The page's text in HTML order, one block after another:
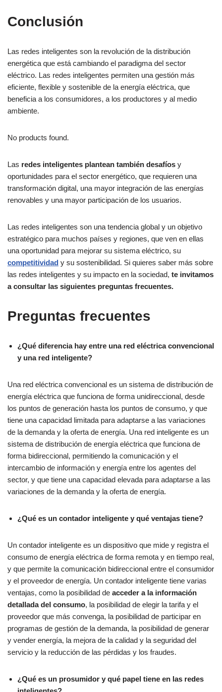
Conclusión
Las redes inteligentes son la revolución de la distribución
energética que está cambiando el paradigma del sector
eléctrico. Las redes inteligentes permiten una gestión más
eficiente, flexible y sostenible de la energía eléctrica, que
beneficia a los consumidores, a los productores y al medio
ambiente.
No products found.
Las redes inteligentes plantean también desafíos y
oportunidades para el sector energético, que requieren una
transformación digital, una mayor integración de las energías
renovables y una mayor participación de los usuarios.
Las redes inteligentes son una tendencia global y un objetivo
estratégico para muchos países y regiones, que ven en ellas
una oportunidad para mejorar su sistema eléctrico, su
competitividad y su sostenibilidad. Si quieres saber más sobre
las redes inteligentes y su impacto en la sociedad, te invitamos
a consultar las siguientes preguntas frecuentes.
Preguntas frecuentes
¿Qué diferencia hay entre una red eléctrica convencional
y una red inteligente?
Una red eléctrica convencional es un sistema de distribución de
energía eléctrica que funciona de forma unidireccional, desde
los puntos de generación hasta los puntos de consumo, y que
tiene una capacidad limitada para adaptarse a las variaciones
de la demanda y la oferta de energía. Una red inteligente es un
sistema de distribución de energía eléctrica que funciona de
forma bidireccional, permitiendo la comunicación y el
intercambio de información y energía entre los agentes del
sector, y que tiene una capacidad elevada para adaptarse a las
variaciones de la demanda y la oferta de energía.
¿Qué es un contador inteligente y qué ventajas tiene?
Un contador inteligente es un dispositivo que mide y registra el
consumo de energía eléctrica de forma remota y en tiempo real,
y que permite la comunicación bidireccional entre el consumidor
y el proveedor de energía. Un contador inteligente tiene varias
ventajas, como la posibilidad de acceder a la información
detallada del consumo, la posibilidad de elegir la tarifa y el
proveedor que más convenga, la posibilidad de participar en
programas de gestión de la demanda, la posibilidad de generar
y vender energía, la mejora de la calidad y la seguridad del
servicio y la reducción de las pérdidas y los fraudes.
¿Qué es un prosumidor y qué papel tiene en las redes